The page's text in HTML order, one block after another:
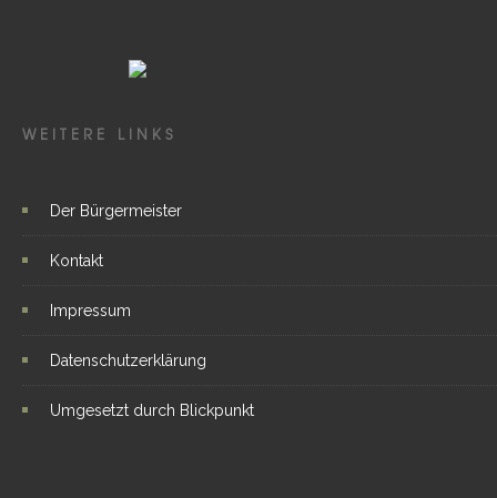
WEITERE LINKS
Der Bürgermeister
Kontakt
Impressum
Datenschutzerklärung
Umgesetzt durch Blickpunkt